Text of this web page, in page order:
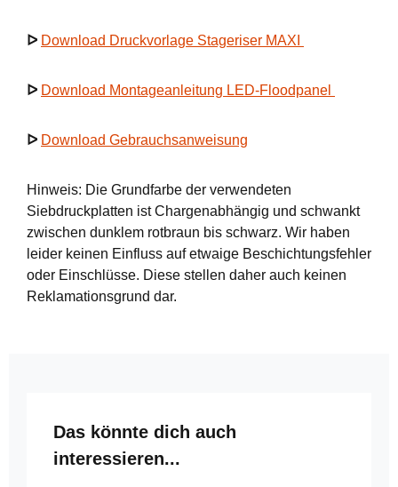
ᐅ Download Druckvorlage Stageriser MAXI
ᐅ Download Montageanleitung LED-Floodpanel
ᐅ Download Gebrauchsanweisung
Hinweis: Die Grundfarbe der verwendeten
Siebdruckplatten ist Chargenabhängig und schwankt
zwischen dunklem rotbraun bis schwarz. Wir haben
leider keinen Einfluss auf etwaige Beschichtungsfehler
oder Einschlüsse. Diese stellen daher auch keinen
Reklamationsgrund dar.
Produktgalerie überspringen
Das könnte dich auch
interessieren...